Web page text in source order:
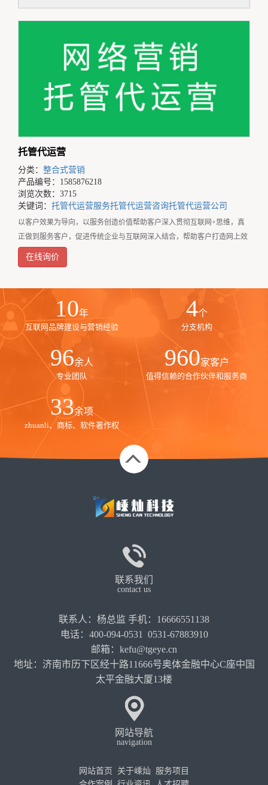
托管代运营
分类： 整合式营销
产品编号：1585876218
浏览次数：3715
关键词： 托管代运营服务托管代运营咨询托管代运营公司
以客户效果为导向，以服务创造价值帮助客户深入贯彻互联网+思维，真
正做到服务客户，促进传统企业与互联网深入结合，帮助客户打造网上效
果，拓展更多互联网市场及品牌宣传！嵊灿科技会员服务指引
在线询价
10年
互联网品牌建设与营销经验
4个
分支机构
100余人
专业团队
1000家客户
值得信赖的合作伙伴和服务商
35余项
zhuanli、商标、软件著作权
联系我们
contact us
联系人：杨总监 手机：16666551138
电话：400-094-0531 0531-67883910
邮箱：kefu@tgeye.cn
地址：济南市历下区经十路11666号奥体金融中心C座中国
太平金融大厦13楼
网站导航
navigation
网站首页 关于嵊灿
服务项目